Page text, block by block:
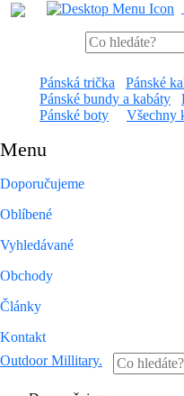
Pánská trička Pánské
Pánské bundy a kabáty
Pánské boty
Všechny
Menu
Doporučujeme
Oblíbené
Vyhledávané
Obchody
Články
Kontakt
Outdoor Millitary.